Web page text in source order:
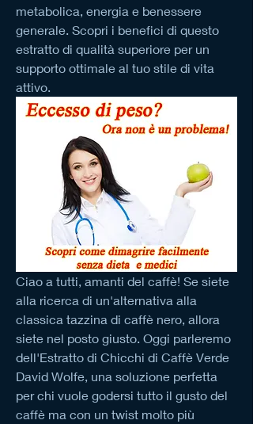
metabolica, energia e benessere
generale. Scopri i benefici di questo
estratto di qualità superiore per un
supporto ottimale al tuo stile di vita
attivo.
Ciao a tutti, amanti del caffè! Se siete
alla ricerca di un'alternativa alla
classica tazzina di caffè nero, allora
siete nel posto giusto. Oggi parleremo
dell'Estratto di Chicchi di Caffè Verde
David Wolfe, una soluzione perfetta
per chi vuole godersi tutto il gusto del
caffè ma con un twist molto più